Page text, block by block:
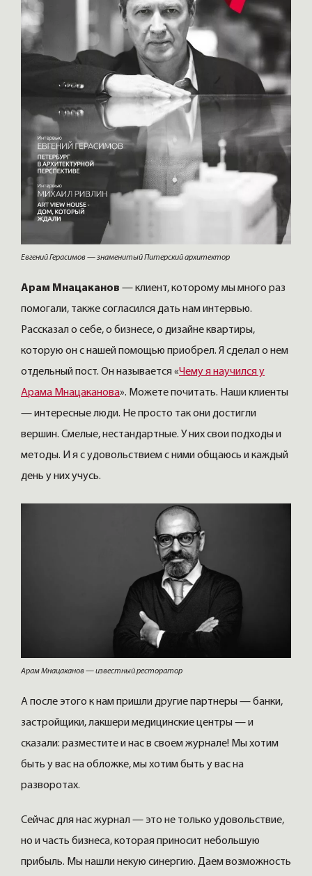
Евгений Герасимов — знаменитый Питерский архитектор
Арам Мнацаканов — клиент, которому мы много раз
помогали, также согласился дать нам интервью.
Рассказал о себе, о бизнесе, о дизайне квартиры,
которую он с нашей помощью приобрел. Я сделал о нем
отдельный пост. Он называется «Чему я научился у
Арама Мнацаканова». Можете почитать. Наши клиенты
— интересные люди. Не просто так они достигли
вершин. Смелые, нестандартные. У них свои подходы и
методы. И я с удовольствием с ними общаюсь и каждый
день у них учусь.
Арам Мнацаканов — известный ресторатор
А после этого к нам пришли другие партнеры — банки,
застройщики, лакшери медицинские центры — и
сказали: разместите и нас в своем журнале! Мы хотим
быть у вас на обложке, мы хотим быть у вас на
разворотах.
Сейчас для нас журнал — это не только удовольствие,
но и часть бизнеса, которая приносит небольшую
прибыль. Мы нашли некую синергию. Даем возможность